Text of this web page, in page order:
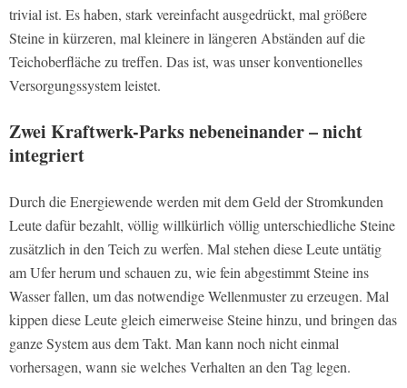
trivial ist. Es haben, stark vereinfacht ausgedrückt, mal größere
Steine in kürzeren, mal kleinere in längeren Abständen auf die
Teichoberfläche zu treffen. Das ist, was unser konventionelles
Versorgungssystem leistet.
Zwei Kraftwerk-Parks nebeneinander – nicht
integriert
Durch die Energiewende werden mit dem Geld der Stromkunden
Leute dafür bezahlt, völlig willkürlich völlig unterschiedliche Steine
zusätzlich in den Teich zu werfen. Mal stehen diese Leute untätig
am Ufer herum und schauen zu, wie fein abgestimmt Steine ins
Wasser fallen, um das notwendige Wellenmuster zu erzeugen. Mal
kippen diese Leute gleich eimerweise Steine hinzu, und bringen das
ganze System aus dem Takt. Man kann noch nicht einmal
vorhersagen, wann sie welches Verhalten an den Tag legen.